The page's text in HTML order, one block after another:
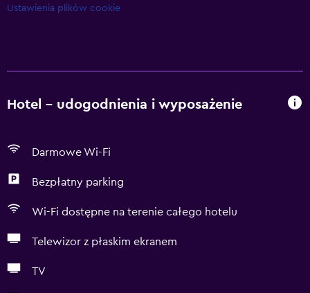
Ustawienia plików cookie
Hotel – udogodnienia i wyposażenie
Darmowe Wi-Fi
Bezpłatny parking
Wi-Fi dostępne na terenie całego hotelu
Telewizor z płaskim ekranem
TV